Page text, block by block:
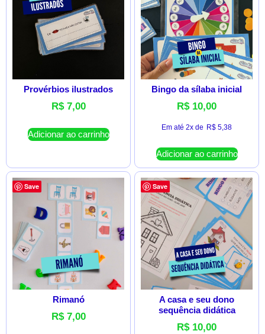
Provérbios ilustrados
R$7,00
Adicionar ao carrinho
Bingo da sílaba inicial
R$10,00
Em até 2x de R$ 5,38
Adicionar ao carrinho
Save
Rimanó
R$7,00
Save
A casa e seu dono
sequência didática
R$10,00